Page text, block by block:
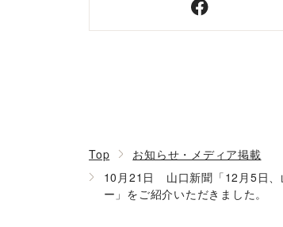
Top
お知らせ・メディア掲載
10月21日 山口新聞「12月5日、
ー」をご紹介いただきました。